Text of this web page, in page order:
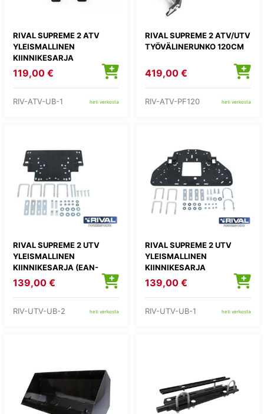
RIVAL SUPREME 2 ATV
YLEISMALLINEN
KIINNIKESARJA
119,00 €
RIV-ATV-UB-1 heti verkosta
RIVAL SUPREME 2 ATV/UTV
TYÖVÄLINERUNKO 120CM
419,00 €
RIV-ATV-PF120 heti verkosta
RIVAL SUPREME 2 UTV
YLEISMALLINEN
KIINNIKESARJA (EAN-
AM/KAWASAKI/YAMAHA)
139,00 €
RIV-UTV-UB-2 heti verkosta
RIVAL SUPREME 2 UTV
YLEISMALLINEN
KIINNIKESARJA
(HONDA/EFMOTO/POLARIS
139,00 €
RIV-UTV-UB-1 heti verkosta